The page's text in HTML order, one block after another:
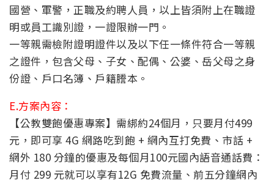
國營、軍警，正職及約聘人員，以上皆須附上在職證
明或員工識別證，一證限辦一門。
一等親需檢附證明證件以及以下任一條件符合一等親
之證件，包含父母、子女、配偶、公婆、岳父母之身
份證、戶口名簿、戶籍謄本。
E.方案內容：
【公教雙飽優惠專案】需綁約24個月，只要月付499
元，即可享 4G 網路吃到飽 + 網內互打免費、市話 +
網外 180 分鐘的優惠及每個月100元國內語音通話費：
月付 299 元就可以享有12G 免費流量、前五分鐘網內